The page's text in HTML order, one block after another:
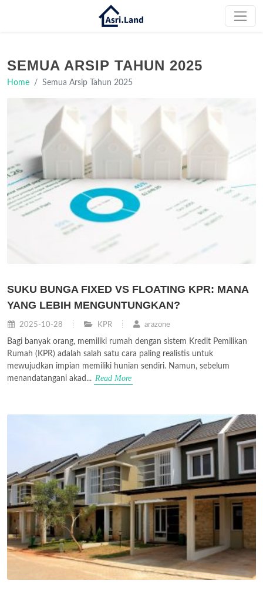
SEMUA ARSIP TAHUN 2025
Home Semua Arsip Tahun 2025
SUKU BUNGA FIXED VS FLOATING KPR: MANA
YANG LEBIH MENGUNTUNGKAN?
2025-10-28 KPR arazone
Bagi banyak orang, memiliki rumah dengan sistem Kredit Pemilikan
Rumah (KPR) adalah salah satu cara paling realistis untuk
mewujudkan impian memiliki hunian sendiri. Namun, sebelum
menandatangani akad... Read More